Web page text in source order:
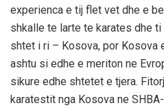
experienca e tij flet vet dhe e
shkalle te larte te karates dhe
shtet i ri – Kosova, por Kosova
ashtu si edhe e meriton ne
sikure edhe shtetet e tjera.
karatestit nga Kosova ne